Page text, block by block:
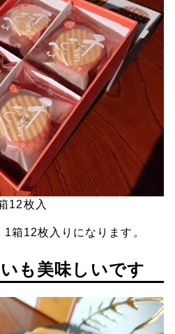
12枚入
箱12枚入りになります。
も美味しいです